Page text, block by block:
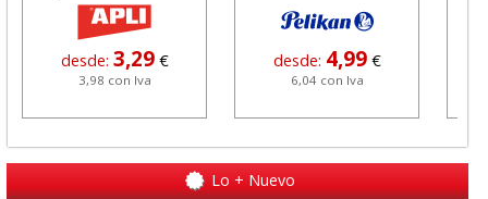
desde: 3,29 €
3,98 con Iva
desde: 4,99 €
6,04 con Iva
Lo + Nuevo